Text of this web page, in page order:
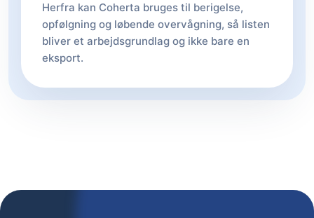
Herfra kan Coherta bruges til berigelse,
opfølgning og løbende overvågning, så listen
bliver et arbejdsgrundlag og ikke bare en
eksport.